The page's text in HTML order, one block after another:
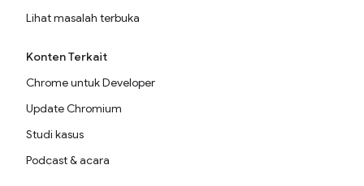
Lihat masalah terbuka
Konten Terkait
Chrome untuk Developer
Update Chromium
Studi kasus
Podcast & acara